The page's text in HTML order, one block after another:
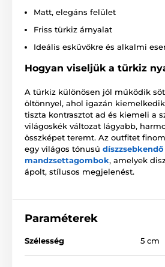
Matt, elegáns felület
Friss türkiz árnyalat
Ideális esküvőkre és alkalmi
Hogyan viseljük a türkiz
A türkiz különösen jól működik
öltönnyel, ahol igazán
tiszta kontrasztot ad és kiemeli a
világoskék változat lágyabb,
összképet teremt. Az outfitet
egy világos tónusú díszzsebkendő
mandzsettagombok, amelyek
ápolt, stílusos megjelenést.
Paraméterek
Szélesség 5 cm